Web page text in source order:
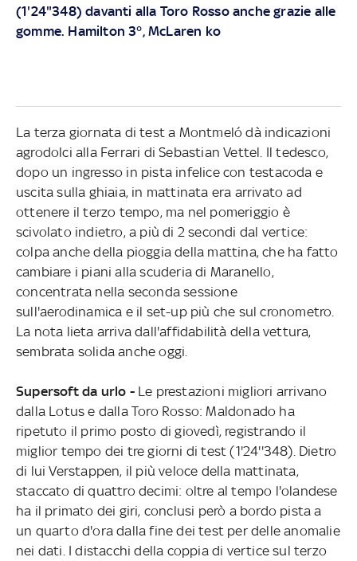
(1'24"348) davanti alla Toro Rosso anche grazie alle
gomme. Hamilton 3°, McLaren ko
La terza giornata di test a Montmeló dà indicazioni
agrodolci alla Ferrari di Sebastian Vettel. Il tedesco,
dopo un ingresso in pista infelice con testacoda e
uscita sulla ghiaia, in mattinata era arrivato ad
ottenere il terzo tempo, ma nel pomeriggio è
scivolato indietro, a più di 2 secondi dal vertice:
colpa anche della pioggia della mattina, che ha fatto
cambiare i piani alla scuderia di Maranello,
concentrata nella seconda sessione
sull'aerodinamica e il set-up più che sul cronometro.
La nota lieta arriva dall'affidabilità della vettura,
sembrata solida anche oggi.
Supersoft da urlo -Le prestazioni migliori arrivano
dalla Lotus e dalla Toro Rosso: Maldonado ha
ripetuto il primo posto di giovedì, registrando il
miglior tempo dei tre giorni di test (1'24''348). Dietro
di lui Verstappen, il più veloce della mattinata,
staccato di quattro decimi: oltre al tempo l'olandese
ha il primato dei giri, conclusi però a bordo pista a
un quarto d'ora dalla fine dei test per delle anomalie
nei dati. I distacchi della coppia di vertice sul terzo